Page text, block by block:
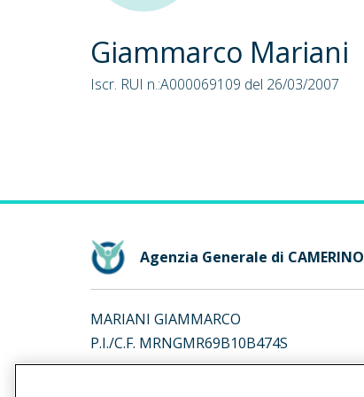
Giammarco Mariani
Iscr. RUI n.:A000069109 del 26/03/2007
Agenzia Generale di CAMERINO
MARIANI GIAMMARCO
P.I./C.F. MRNGMR69B10B474S